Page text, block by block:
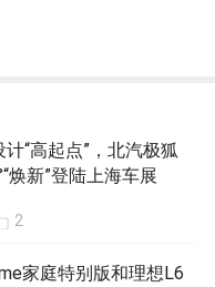
计“高起点”，北汽极狐
焕新”登陆上海车展
2
家庭特别版和理想L6